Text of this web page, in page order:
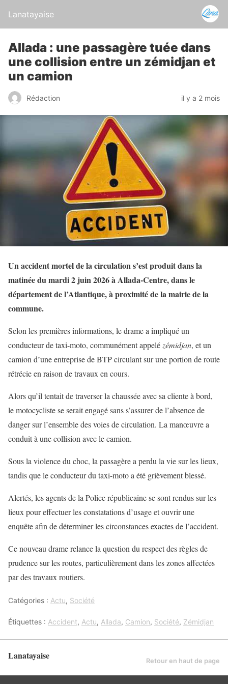
Lanatayaise
Allada : une passagère tuée dans
une collision entre un zémidjan et
un camion
Rédaction il y a 2 mois
Un accident mortel de la circulation s’est produit dans la
matinée du mardi 2 juin 2026 à Allada-Centre, dans le
département de l’Atlantique, à proximité de la mairie de la
commune.
Selon les premières informations, le drame a impliqué un
conducteur de taxi-moto, communément appelé zémidjan, et un
camion d’une entreprise de BTP circulant sur une portion de route
rétrécie en raison de travaux en cours.
Alors qu’il tentait de traverser la chaussée avec sa cliente à bord,
le motocycliste se serait engagé sans s’assurer de l’absence de
danger sur l’ensemble des voies de circulation. La manœuvre a
conduit à une collision avec le camion.
Sous la violence du choc, la passagère a perdu la vie sur les lieux,
tandis que le conducteur du taxi-moto a été grièvement blessé.
Alertés, les agents de la Police républicaine se sont rendus sur les
lieux pour effectuer les constatations d’usage et ouvrir une
enquête afin de déterminer les circonstances exactes de l’accident.
Ce nouveau drame relance la question du respect des règles de
prudence sur les routes, particulièrement dans les zones affectées
par des travaux routiers.
Catégories : Actu, Société
Étiquettes : Accident, Actu, Allada, Camion, Société, Zémidjan
Lanatayaise Retour en haut de page